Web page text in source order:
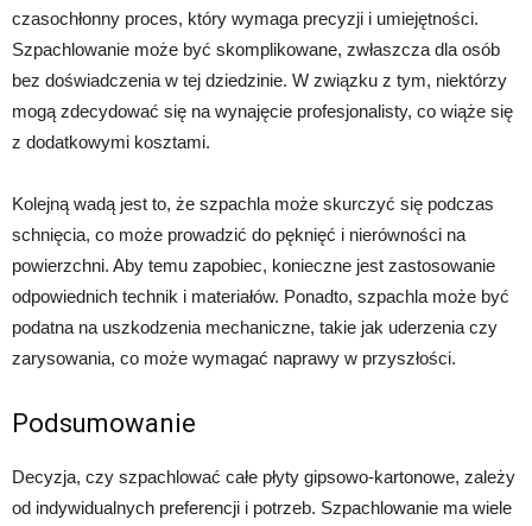
czasochłonny proces, który wymaga precyzji i umiejętności.
Szpachlowanie może być skomplikowane, zwłaszcza dla osób
bez doświadczenia w tej dziedzinie. W związku z tym, niektórzy
mogą zdecydować się na wynajęcie profesjonalisty, co wiąże się
z dodatkowymi kosztami.
Kolejną wadą jest to, że szpachla może skurczyć się podczas
schnięcia, co może prowadzić do pęknięć i nierówności na
powierzchni. Aby temu zapobiec, konieczne jest zastosowanie
odpowiednich technik i materiałów. Ponadto, szpachla może być
podatna na uszkodzenia mechaniczne, takie jak uderzenia czy
zarysowania, co może wymagać naprawy w przyszłości.
Podsumowanie
Decyzja, czy szpachlować całe płyty gipsowo-kartonowe, zależy
od indywidualnych preferencji i potrzeb. Szpachlowanie ma wiele